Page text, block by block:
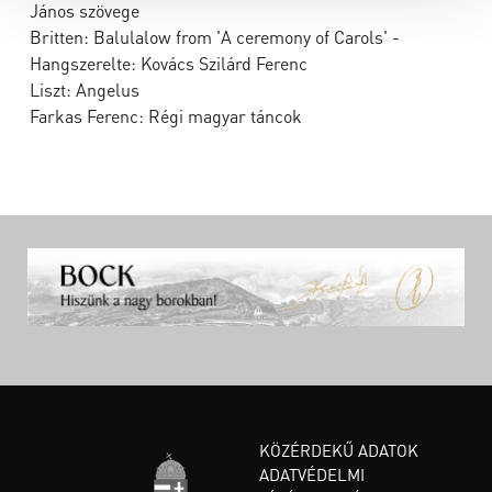
János szövege
Britten: Balulalow from 'A ceremony of Carols' -
Hangszerelte: Kovács Szilárd Ferenc
Liszt: Angelus
Farkas Ferenc: Régi magyar táncok
KÖZÉRDEKŰ ADATOK
ADATVÉDELMI